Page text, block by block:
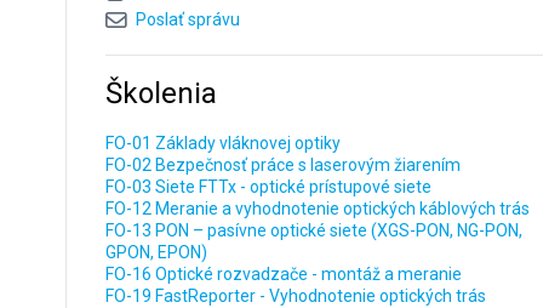
Poslať správu
Školenia
FO-01 Základy vláknovej optiky
FO-02 Bezpečnosť práce s laserovým žiarením
FO-03 Siete FTTx - optické prístupové siete
FO-12 Meranie a vyhodnotenie optických káblových trás
FO-13 PON – pasívne optické siete (XGS-PON, NG-PON,
GPON, EPON)
FO-16 Optické rozvadzače - montáž a meranie
FO-19 FastReporter - Vyhodnotenie optických trás